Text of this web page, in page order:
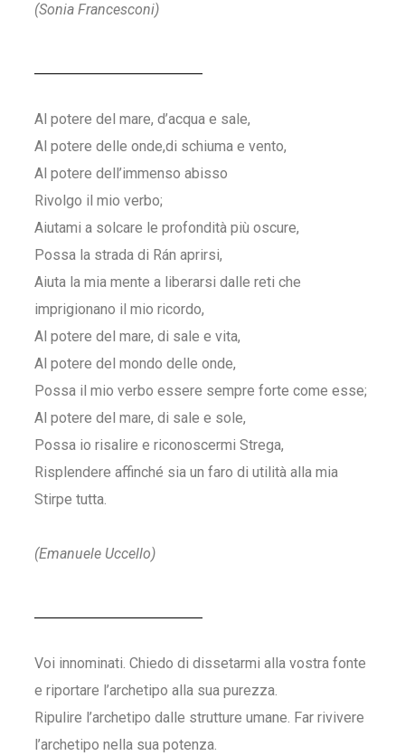
(Sonia Francesconi)
Al potere del mare, d’acqua e sale,
Al potere delle onde,di schiuma e vento,
Al potere dell’immenso abisso
Rivolgo il mio verbo;
Aiutami a solcare le profondità più oscure,
Possa la strada di Rán aprirsi,
Aiuta la mia mente a liberarsi dalle reti che
imprigionano il mio ricordo,
Al potere del mare, di sale e vita,
Al potere del mondo delle onde,
Possa il mio verbo essere sempre forte come esse;
Al potere del mare, di sale e sole,
Possa io risalire e riconoscermi Strega,
Risplendere affinché sia un faro di utilità alla mia
Stirpe tutta.
(Emanuele Uccello)
Voi innominati. Chiedo di dissetarmi alla vostra fonte
e riportare l’archetipo alla sua purezza.
Ripulire l’archetipo dalle strutture umane. Far rivivere
l’archetipo nella sua potenza.